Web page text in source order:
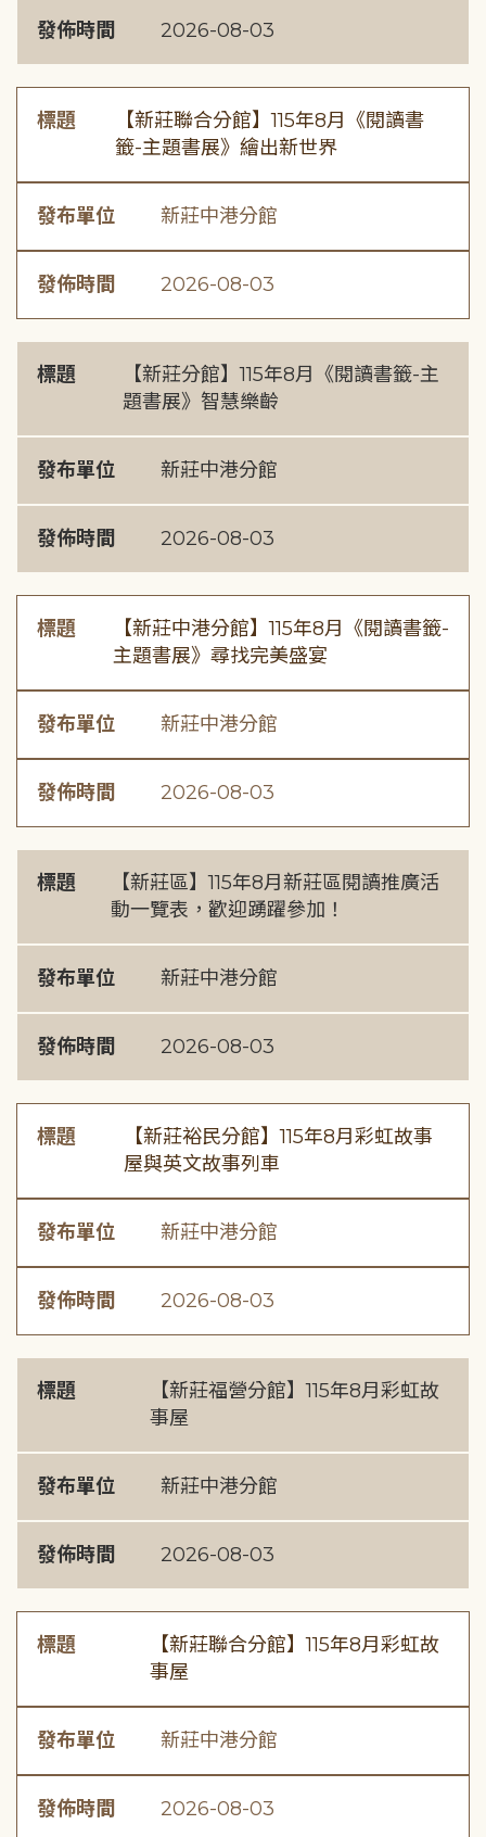
發佈時間 2026-08-03
標題
【新莊聯合分館】115年8月《閱讀書
籤-主題書展》繪出新世界
發布單位 新莊中港分館
發佈時間 2026-08-03
標題
【新莊分館】115年8月《閱讀書籤-主
題書展》智慧樂齡
發布單位 新莊中港分館
發佈時間 2026-08-03
標題
【新莊中港分館】115年8月《閱讀書籤-
主題書展》尋找完美盛宴
發布單位 新莊中港分館
發佈時間 2026-08-03
標題
【新莊區】115年8月新莊區閱讀推廣活
動一覽表，歡迎踴躍參加！
發布單位 新莊中港分館
發佈時間 2026-08-03
標題
【新莊裕民分館】115年8月彩虹故事
屋與英文故事列車
發布單位 新莊中港分館
發佈時間 2026-08-03
標題
【新莊福營分館】115年8月彩虹故
事屋
發布單位 新莊中港分館
發佈時間 2026-08-03
標題
【新莊聯合分館】115年8月彩虹故
事屋
發布單位 新莊中港分館
發佈時間 2026-08-03